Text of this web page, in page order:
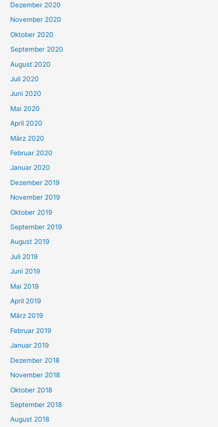
Dezember 2020
November 2020
Oktober 2020
September 2020
August 2020
Juli 2020
Juni 2020
Mai 2020
April 2020
März 2020
Februar 2020
Januar 2020
Dezember 2019
November 2019
Oktober 2019
September 2019
August 2019
Juli 2019
Juni 2019
Mai 2019
April 2019
März 2019
Februar 2019
Januar 2019
Dezember 2018
November 2018
Oktober 2018
September 2018
August 2018